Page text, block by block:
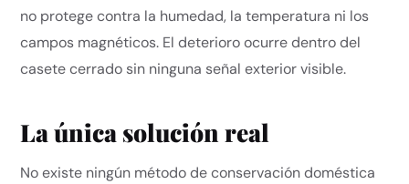
no protege contra la humedad, la temperatura ni los
campos magnéticos. El deterioro ocurre dentro del
casete cerrado sin ninguna señal exterior visible.
La única solución real
No existe ningún método de conservación doméstica